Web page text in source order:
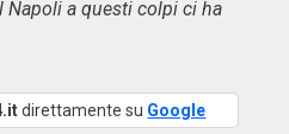
Napoli a questi colpi ci ha
direttamente su Google